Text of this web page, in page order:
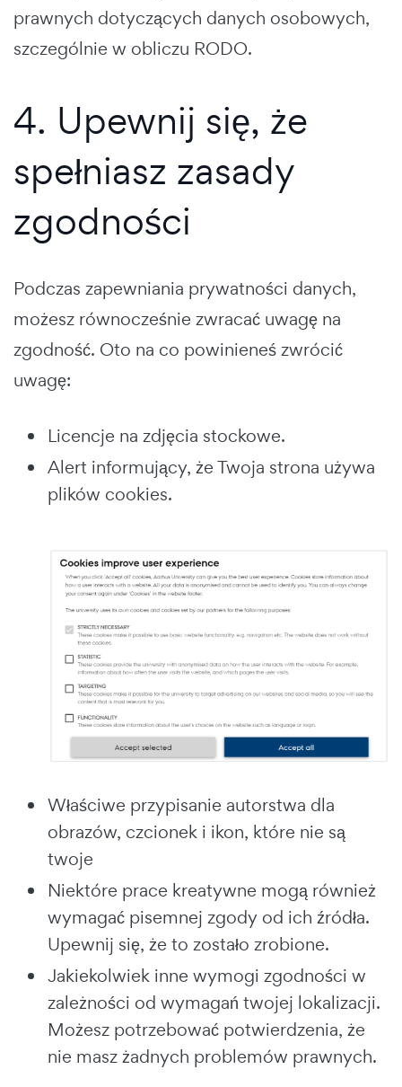
prawnych dotyczących danych osobowych,
szczególnie w obliczu RODO.
4. Upewnij się, że
spełniasz zasady
zgodności
Podczas zapewniania prywatności danych,
możesz równocześnie zwracać uwagę na
zgodność. Oto na co powinieneś zwrócić
uwagę:
Licencje na zdjęcia stockowe.
Alert informujący, że Twoja strona używa
plików cookies.
Właściwe przypisanie autorstwa dla
obrazów, czcionek i ikon, które nie są
twoje
Niektóre prace kreatywne mogą również
wymagać pisemnej zgody od ich źródła.
Upewnij się, że to zostało zrobione.
Jakiekolwiek inne wymogi zgodności w
zależności od wymagań twojej lokalizacji.
Możesz potrzebować potwierdzenia, że
nie masz żadnych problemów prawnych.